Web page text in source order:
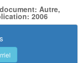
Autre,
2006